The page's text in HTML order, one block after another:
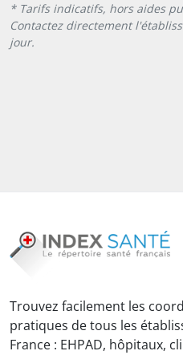
* Tarifs indicatifs, hors aides
Contactez directement
jour.
Trouvez facilement les
pratiques de tous les
France : EHPAD, hôpitaux,